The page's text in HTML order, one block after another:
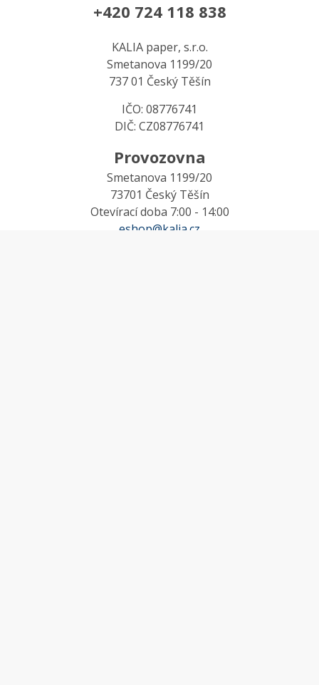
+420 724 118 838
KALIA paper, s.r.o.
Smetanova 1199/20
737 01 Český Těšín
IČO: 08776741
DIČ: CZ08776741
Provozovna
Smetanova 1199/20
73701 Český Těšín
Otevírací doba 7:00 - 14:00
eshop@kalia.cz